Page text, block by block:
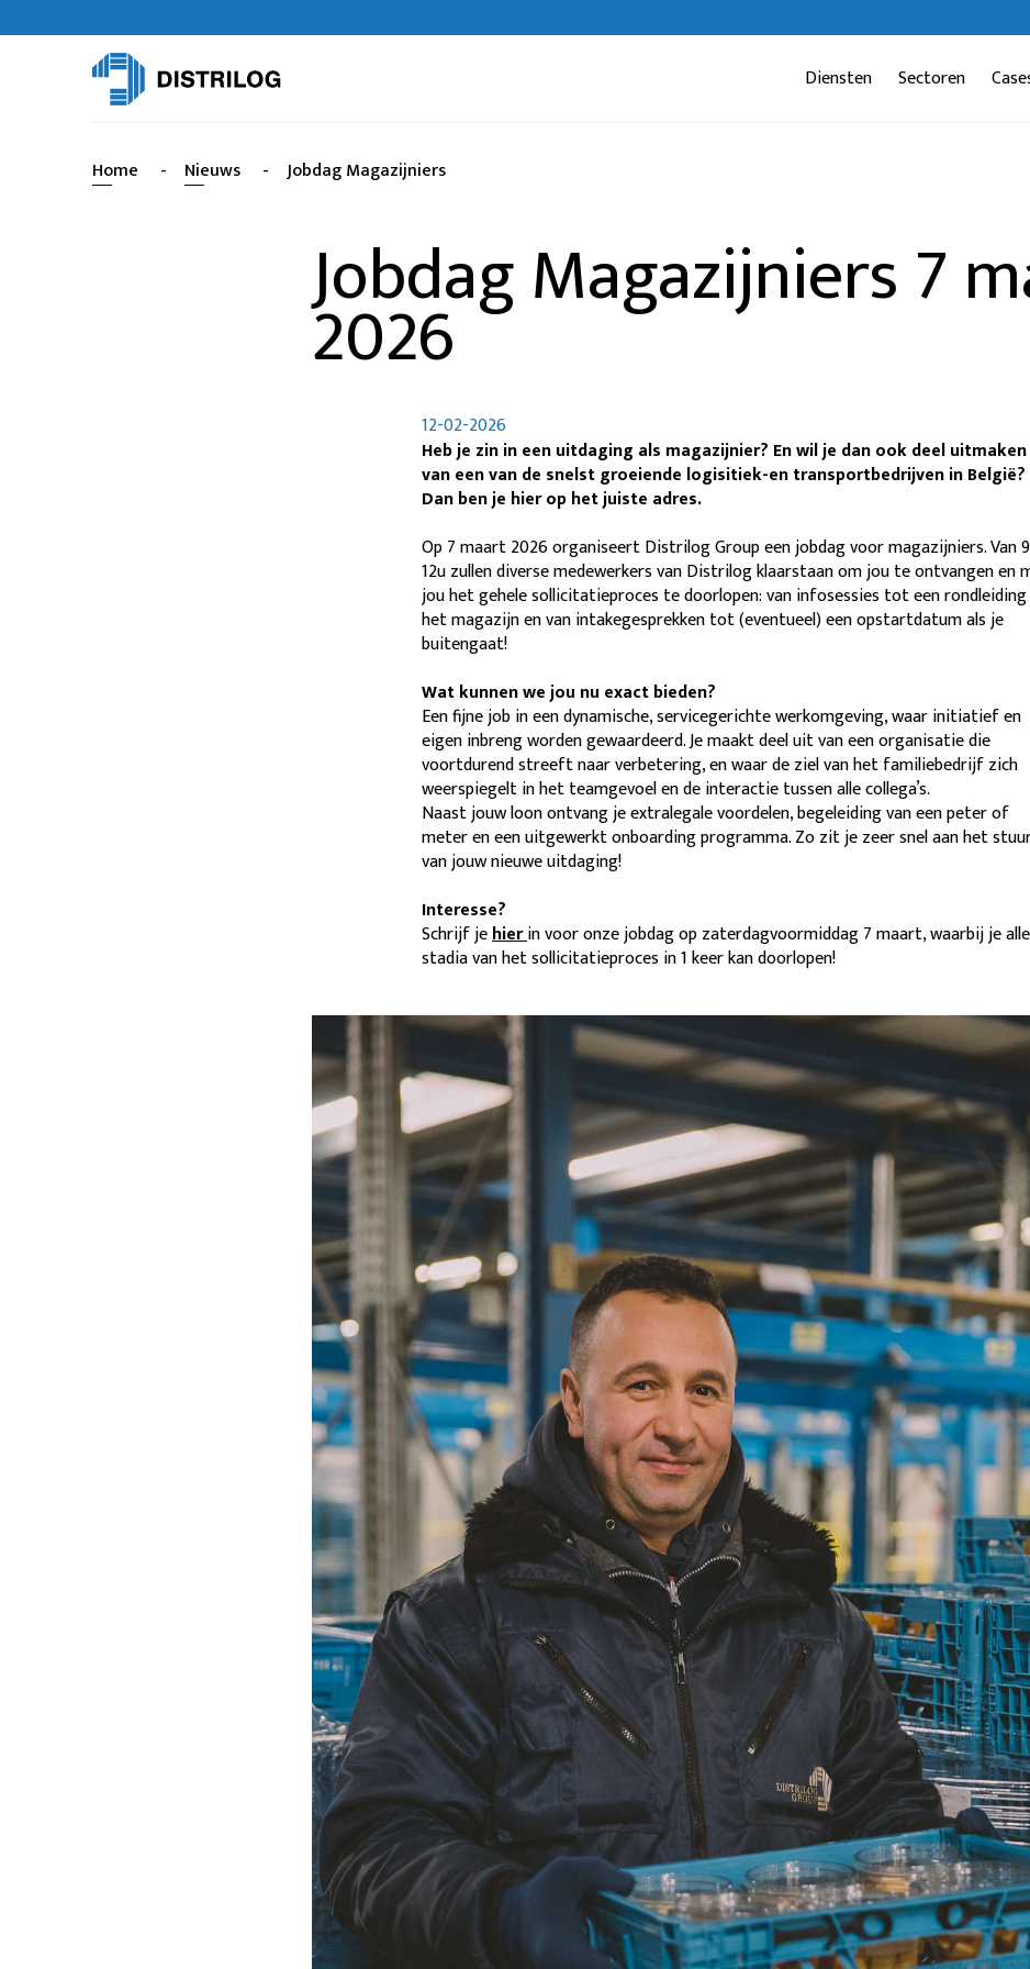
Diensten Sectoren
Home - Nieuws - Jobdag Magazijniers
Jobdag Magazijniers 7
2026
12-02-2026
Heb je zin in een uitdaging als magazijnier? En wil je dan ook deel uitmaken
van een van de snelst groeiende logisitiek-en transportbedrijven in België?
Dan ben je hier op het juiste adres.
Op 7 maart 2026 organiseert Distrilog Group een jobdag voor magazijniers. Van
12u zullen diverse medewerkers van Distrilog klaarstaan om jou te ontvangen en
jou het gehele sollicitatieproces te doorlopen: van infosessies tot een
het magazijn en van intakegesprekken tot (eventueel) een opstartdatum als je
buitengaat!
Wat kunnen we jou nu exact bieden?
Een fijne job in een dynamische, servicegerichte werkomgeving, waar initiatief en
eigen inbreng worden gewaardeerd. Je maakt deel uit van een organisatie die
voortdurend streeft naar verbetering, en waar de ziel van het familiebedrijf zich
weerspiegelt in het teamgevoel en de interactie tussen alle collega’s.
Naast jouw loon ontvang je extralegale voordelen, begeleiding van een peter of
meter en een uitgewerkt onboarding programma. Zo zit je zeer snel aan het
van jouw nieuwe uitdaging!
Interesse?
Schrijf jehierin voor onze jobdag op zaterdagvoormiddag 7 maart, waarbij je alle
stadia van het sollicitatieproces in 1 keer kan doorlopen!